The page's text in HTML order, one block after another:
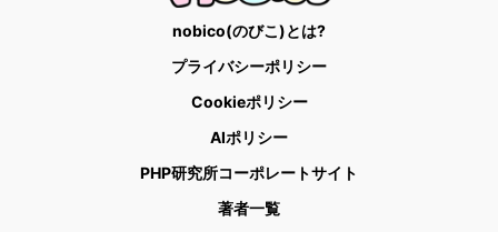
nobico(のびこ)とは?
プライバシーポリシー
Cookieポリシー
AIポリシー
PHP研究所コーポレートサイト
著者一覧